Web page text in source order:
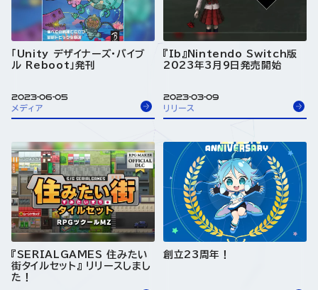
「Unity デザイナーズ・バイブ
ル Reboot」発刊
2023-06-05
メディア
『Ib』Nintendo Switch版
2023年3月9日発売開始
2023-03-09
リリース
『SERIALGAMES 住みたい
街タイルセット』 リリースしまし
た！
創立23周年！